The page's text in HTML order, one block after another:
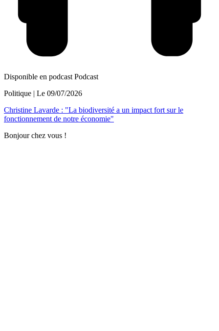
Disponible en podcast Podcast
Politique | Le 09/07/2026
Christine Lavarde : "La biodiversité a un impact fort sur le
fonctionnement de notre économie"
Bonjour chez vous !